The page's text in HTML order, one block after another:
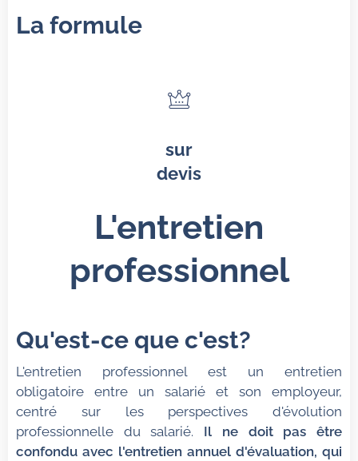
La formule
sur
devis
L'entretien
professionnel
Qu'est-ce que c'est?
L'entretien professionnel est un entretien
obligatoire entre un salarié et son employeur,
centré sur les perspectives d'évolution
professionnelle du salarié. Il ne doit pas être
confondu avec l'entretien annuel d'évaluation, qui